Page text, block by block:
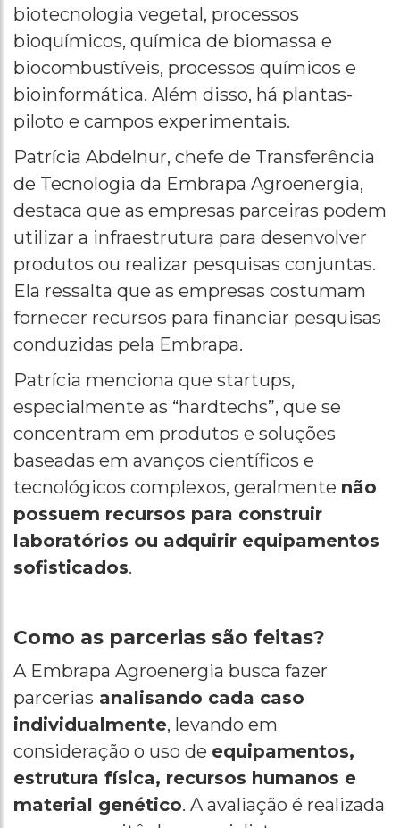
biotecnologia vegetal, processos
bioquímicos, química de biomassa e
biocombustíveis, processos químicos e
bioinformática. Além disso, há plantas-
piloto e campos experimentais.
Patrícia Abdelnur, chefe de Transferência
de Tecnologia da Embrapa Agroenergia,
destaca que as empresas parceiras podem
utilizar a infraestrutura para desenvolver
produtos ou realizar pesquisas conjuntas.
Ela ressalta que as empresas costumam
fornecer recursos para financiar pesquisas
conduzidas pela Embrapa.
Patrícia menciona que startups,
especialmente as “hardtechs”, que se
concentram em produtos e soluções
baseadas em avanços científicos e
tecnológicos complexos, geralmente não
possuem recursos para construir
laboratórios ou adquirir equipamentos
sofisticados.
Como as parcerias são feitas?
A Embrapa Agroenergia busca fazer
parcerias analisando cada caso
individualmente, levando em
consideração o uso de equipamentos,
estrutura física, recursos humanos e
material genético. A avaliação é realizada